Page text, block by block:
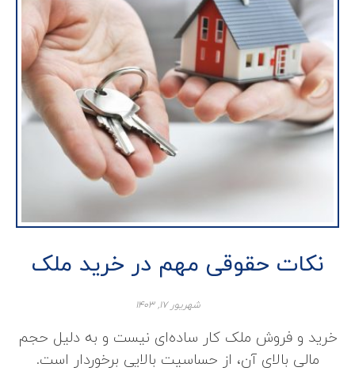
نکات حقوقی مهم در خرید ملک
شهریور ۱۷, ۱۴۰۳
خرید و فروش ملک کار ساده‌ای نیست و به دلیل حجم
مالی بالای آن، از حساسیت بالایی برخوردار است.